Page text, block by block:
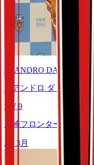
LEANDRO DAMIAO
レアンドロ ダミアン
FW 9
川崎フロンターレ
2・3月